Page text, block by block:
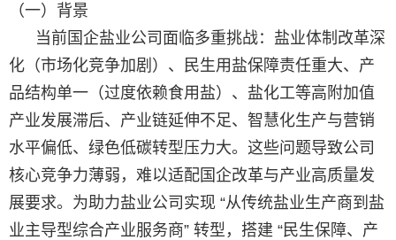
（一）背景
当前国企盐业公司面临多重挑战：盐业体制改革深
化（市场化竞争加剧）、民生用盐保障责任重大、产
品结构单一（过度依赖食用盐）、盐化工等高附加值
产业发展滞后、产业链延伸不足、智慧化生产与营销
水平偏低、绿色低碳转型压力大。这些问题导致公司
核心竞争力薄弱，难以适配国企改革与产业高质量发
展要求。为助力盐业公司实现 “从传统盐业生产商到盐
业主导型综合产业服务商” 转型，搭建 “民生保障、产